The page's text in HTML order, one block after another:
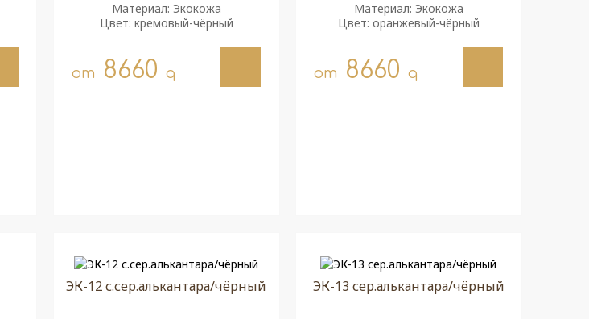
Материал: Экокожа
Цвет: кремовый-чёрный
от 8660 q
Материал: Экокожа
Цвет: оранжевый-чёрный
от 8660q
ЭК-12 с.сер.алькантара/чёрный ЭК-13 сер.алькантара/чёрный